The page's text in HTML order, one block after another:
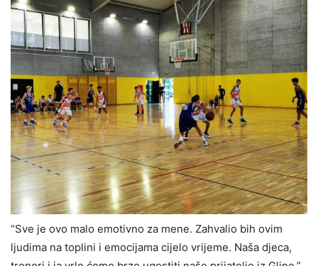
“Sve je ovo malo emotivno za mene. Zahvalio bih ovim
ljudima na toplini i emocijama cijelo vrijeme. Naša djeca,